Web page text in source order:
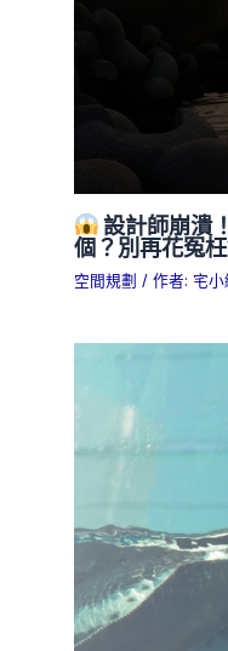
設計師崩潰
個？別再花冤
空間規劃 / 作者: 宅